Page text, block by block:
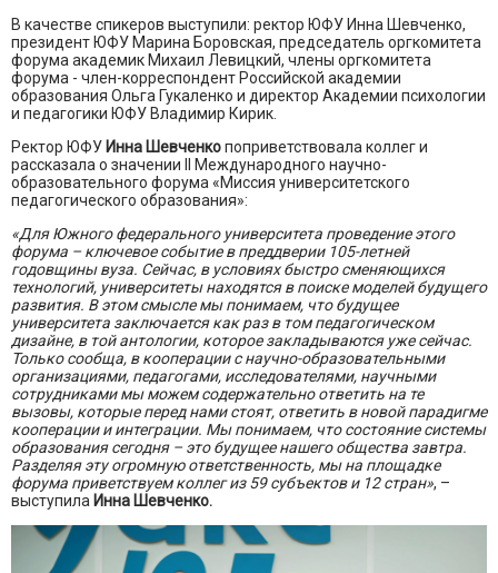
В качестве спикеров выступили: ректор ЮФУ Инна Шевченко,
президент ЮФУ Марина Боровская, председатель оргкомитета
форума академик Михаил Левицкий, члены оргкомитета
форума - член-корреспондент Российской академии
образования Ольга Гукаленко и директор Академии психологии
и педагогики ЮФУ Владимир Кирик.
Ректор ЮФУ Инна Шевченкопоприветствовала коллег и
рассказала о значении II Международного научно-
образовательного форума «Миссия университетского
педагогического образования»:
«Для Южного федерального университета проведение этого
форума – ключевое событие в преддверии 105-летней
годовщины вуза. Сейчас, в условиях быстро сменяющихся
технологий, университеты находятся в поиске моделей будущего
развития. В этом смысле мы понимаем, что будущее
университета заключается как раз в том педагогическом
дизайне, в той антологии, которое закладываются уже сейчас.
Только сообща, в кооперации с научно-образовательными
организациями, педагогами, исследователями, научными
сотрудниками мы можем содержательно ответить на те
вызовы, которые перед нами стоят, ответить в новой парадигме
кооперации и интеграции. Мы понимаем, что состояние системы
образования сегодня – это будущее нашего общества завтра.
Разделяя эту огромную ответственность, мы на площадке
форума приветствуем коллег из 59 субъектов и 12 стран», –
выступила Инна Шевченко.